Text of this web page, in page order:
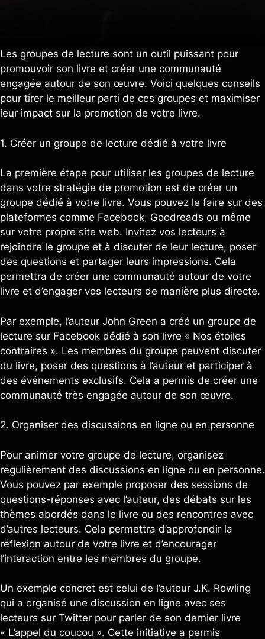
Les groupes de lecture sont un outil puissant pour
promouvoir son livre et créer une communauté
engagée autour de son œuvre. Voici quelques conseils
pour tirer le meilleur parti de ces groupes et maximiser
leur impact sur la promotion de votre livre.
1. Créer un groupe de lecture dédié à votre livre
La première étape pour utiliser les groupes de lecture
dans votre stratégie de promotion est de créer un
groupe dédié à votre livre. Vous pouvez le faire sur des
plateformes comme Facebook, Goodreads ou même
sur votre propre site web. Invitez vos lecteurs à
rejoindre le groupe et à discuter de leur lecture, poser
des questions et partager leurs impressions. Cela
permettra de créer une communauté autour de votre
livre et d’engager vos lecteurs de manière plus directe.
Par exemple, l’auteur John Green a créé un groupe de
lecture sur Facebook dédié à son livre « Nos étoiles
contraires ». Les membres du groupe peuvent discuter
du livre, poser des questions à l’auteur et participer à
des événements exclusifs. Cela a permis de créer une
communauté très engagée autour de son œuvre.
2. Organiser des discussions en ligne ou en personne
Pour animer votre groupe de lecture, organisez
régulièrement des discussions en ligne ou en personne.
Vous pouvez par exemple proposer des sessions de
questions-réponses avec l’auteur, des débats sur les
thèmes abordés dans le livre ou des rencontres avec
d’autres lecteurs. Cela permettra d’approfondir la
réflexion autour de votre livre et d’encourager
l’interaction entre les membres du groupe.
Un exemple concret est celui de l’auteur J.K. Rowling
qui a organisé une discussion en ligne avec ses
lecteurs sur Twitter pour parler de son dernier livre
« L’appel du coucou ». Cette initiative a permis